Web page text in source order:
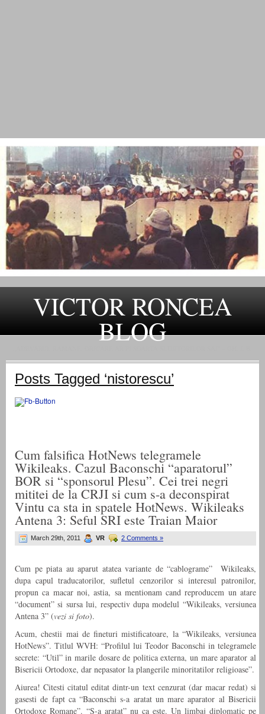
VICTOR RONCEA
BLOG
Posts Tagged ‘nistorescu’
Cum falsifica HotNews telegramele
Wikileaks. Cazul Baconschi “aparatorul”
BOR si “sponsorul Plesu”. Cei trei negri
mititei de la CRJI si cum s-a deconspirat
Vintu ca sta in spatele HotNews. Wikileaks
Antena 3: Seful SRI este Traian Maior
March 29th, 2011 VR 2 Comments »
Cum pe piata au aparut atatea variante de “cablograme” Wikileaks,
dupa capul traducatorilor, sufletul cenzorilor si interesul patronilor,
propun ca macar noi, astia, sa mentionam cand reproducem un atare
“document” si sursa lui, respectiv dupa modelul “Wikileaks, versiunea
Antena 3” (vezi si foto).
Acum, chestii mai de fineturi mistificatoare, la “Wikileaks, versiunea
HotNews”. Titlul WVH: “Profilul lui Teodor Baconschi in telegramele
secrete: “Util” in marile dosare de politica externa, un mare aparator al
Bisericii Ortodoxe, dar nepasator la plangerile minoritatilor religioase”.
Aiurea! Citesti citatul editat dintr-un text cenzurat (dar macar redat) si
gasesti de fapt ca “Baconschi s-a aratat un mare aparator al Bisericii
Ortodoxe Romane”. “S-a aratat” nu ca este. Un limbaj diplomatic pe